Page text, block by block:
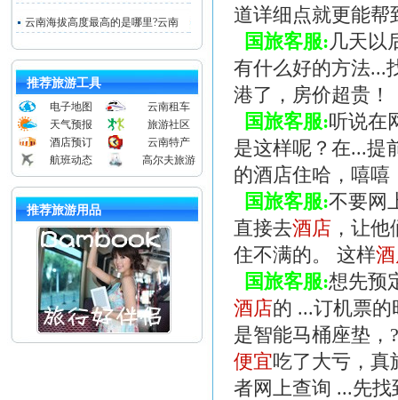
云南海拔高度最高的是哪里?云南
推荐旅游工具
电子地图
云南租车
天气预报
旅游社区
酒店预订
云南特产
航班动态
高尔夫旅游
推荐旅游用品
道详细点就更能帮
国旅客服:几天以
有什么好的方法...
港了，房价超贵！
国旅客服:听说在
是这样呢？在...提
的酒店住哈，嘻嘻
国旅客服:不要网
直接去酒店 ，让
住不满的。 这样
国旅客服:想先预
酒店的 ...订机票
是智能马桶座垫
便宜吃了大亏，真
者网上查询 ...先找